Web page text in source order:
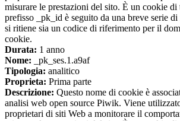
misurare le prestazioni del sito. È un cookie
prefisso _pk_id è seguito da una breve serie
si ritiene sia un codice di riferimento per il
cookie.
Durata: 1 anno
Nome: _pk_ses.1.a9af
Tipologia: analitico
Proprieta: Prima parte
Descrizione: Questo nome di cookie è
analisi web open source Piwik. Viene
proprietari di siti Web a monitorare il